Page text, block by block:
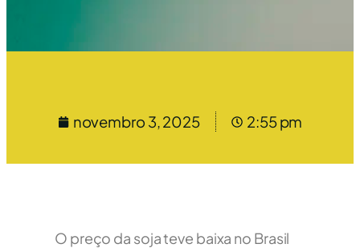
novembro 3, 2025 2:55 pm
O preço da soja teve baixa no Brasil